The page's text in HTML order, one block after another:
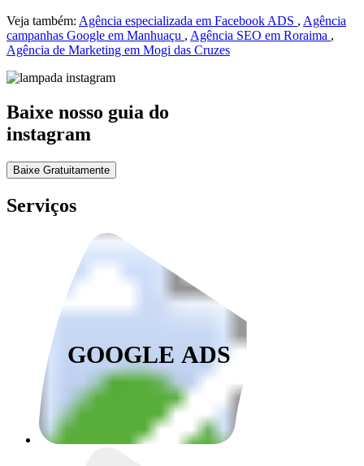
Veja também: Agência especializada em Facebook ADS , Agência
campanhas Google em Manhuaçu , Agência SEO em Roraima ,
Agência de Marketing em Mogi das Cruzes
Baixe nosso guia do
instagram
Baixe Gratuitamente
Serviços
GOOGLE ADS